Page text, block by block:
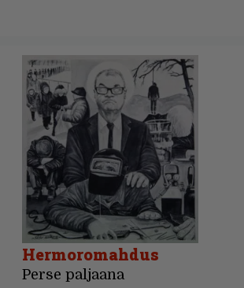
Hermoromahdus
Perse paljaana